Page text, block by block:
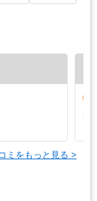
ミをもっと見る >